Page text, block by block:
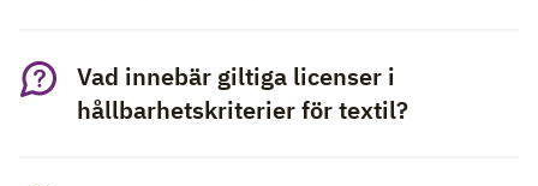
Vad innebär giltiga licenser i
hållbarhetskriterier för textil?